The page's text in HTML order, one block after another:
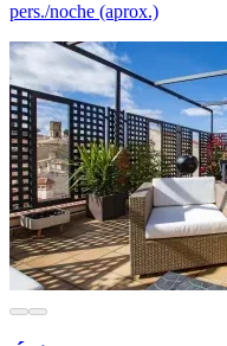
pers./noche (aprox.)